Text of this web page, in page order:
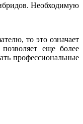
Необходимую
то это означает
еще более
профессиональные